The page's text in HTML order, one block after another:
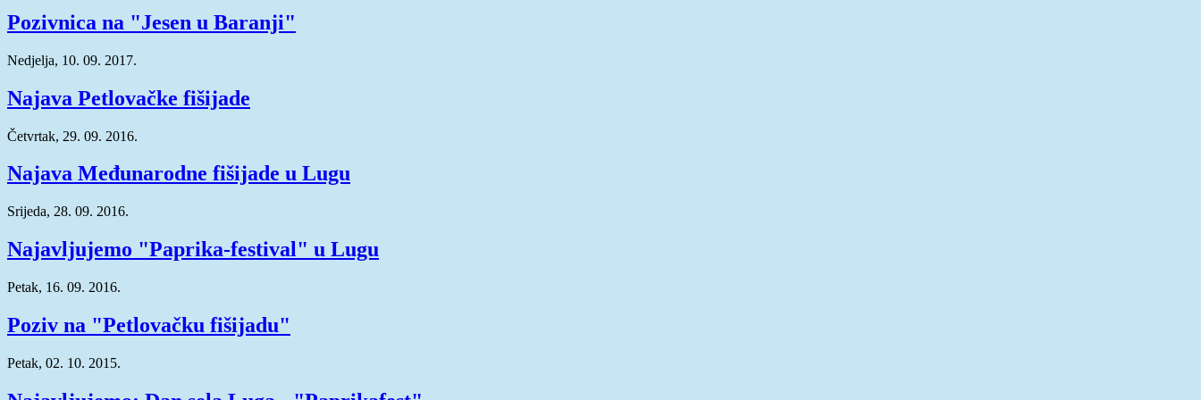
Pozivnica na "Jesen u Baranji"
Nedjelja, 10. 09. 2017.
Najava Petlovačke fišijade
Četvrtak, 29. 09. 2016.
Najava Međunarodne fišijade u Lugu
Srijeda, 28. 09. 2016.
Najavljujemo "Paprika-festival" u Lugu
Petak, 16. 09. 2016.
Poziv na "Petlovačku fišijadu"
Petak, 02. 10. 2015.